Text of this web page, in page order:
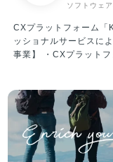
月 シード調達：1.2
囲気/特徴 ・大人な雰
が可能 周りへの配慮を
持ちよく働ける環境で
約60％、子育て中社員
です。 そのため、休日
務を進めていくことはありません。 ・働く
手金融、外資コンサル
ど、様々なバックグラ
す。 当然ながら自律性
ソフトウェ
CXプラットフォーム「
ッショナルサービスによ
事業】 ・CXプラット
す。 ・「STUDIO ZERO」 STUDIO ZEROとは、各産業のフラッグ
シップとなる事例を創
業や地域経済を支える
関などのパートナーと
創出や既存事業の変革を目指してい